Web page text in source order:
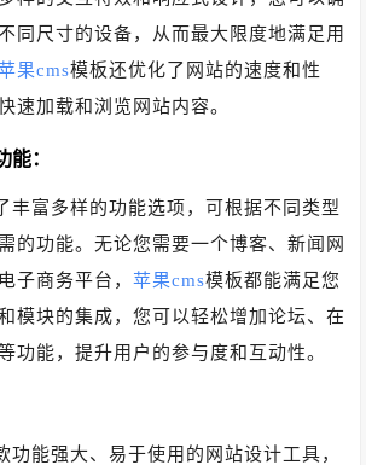
同尺寸的设备，从而最大限度地满足用
果cms模板还优化了网站的速度和性
速加载和浏览网站内容。
能：
丰富多样的功能选项，可根据不同类型
的功能。无论您需要一个博客、新闻网
子商务平台，苹果cms模板都能满足您
模块的集成，您可以轻松增加论坛、在
功能，提升用户的参与度和互动性。
功能强大、易于使用的网站设计工具，